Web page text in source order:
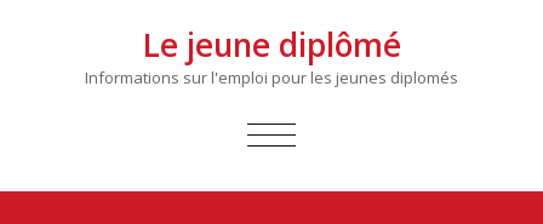
Le jeune diplômé
Informations sur l'emploi pour les jeunes diplomés
AFFICHER/MASQUER